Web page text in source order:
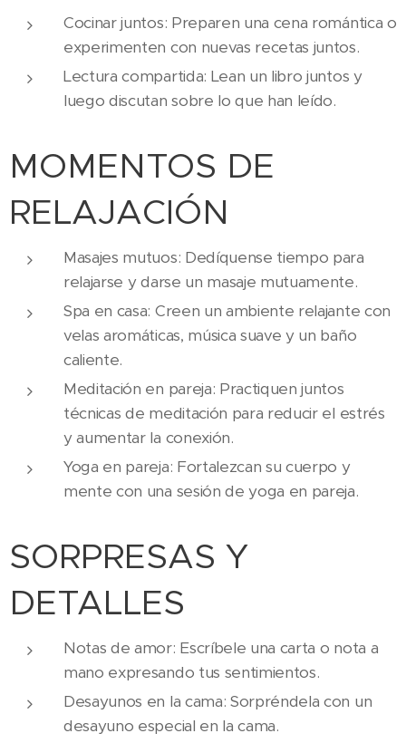
Cocinar juntos: Preparen una cena romántica o
experimenten con nuevas recetas juntos.
Lectura compartida: Lean un libro juntos y
luego discutan sobre lo que han leído.
MOMENTOS DE
RELAJACIÓN
Masajes mutuos: Dedíquense tiempo para
relajarse y darse un masaje mutuamente.
Spa en casa: Creen un ambiente relajante con
velas aromáticas, música suave y un baño
caliente.
Meditación en pareja: Practiquen juntos
técnicas de meditación para reducir el estrés
y aumentar la conexión.
Yoga en pareja: Fortalezcan su cuerpo y
mente con una sesión de yoga en pareja.
SORPRESAS Y
DETALLES
Notas de amor: Escríbele una carta o nota a
mano expresando tus sentimientos.
Desayunos en la cama: Sorpréndela con un
desayuno especial en la cama.